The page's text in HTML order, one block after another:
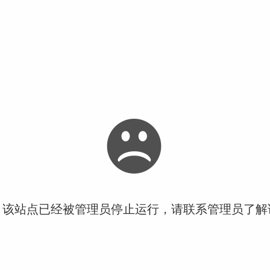
站点已经被管理员停止运行，请联系管理员了